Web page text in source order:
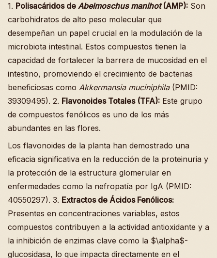
1. Polisacáridos de Abelmoschus manihot(AMP): Son
carbohidratos de alto peso molecular que
desempeñan un papel crucial en la modulación de la
microbiota intestinal. Estos compuestos tienen la
capacidad de fortalecer la barrera de mucosidad en el
intestino, promoviendo el crecimiento de bacterias
beneficiosas como Akkermansia muciniphila(PMID:
39309495). 2. Flavonoides Totales (TFA): Este grupo
de compuestos fenólicos es uno de los más
abundantes en las flores.
Los flavonoides de la planta han demostrado una
eficacia significativa en la reducción de la proteinuria y
la protección de la estructura glomerular en
enfermedades como la nefropatía por IgA (PMID:
40550297). 3. Extractos de Ácidos Fenólicos:
Presentes en concentraciones variables, estos
compuestos contribuyen a la actividad antioxidante y a
la inhibición de enzimas clave como la $\alpha$-
glucosidasa, lo que impacta directamente en el